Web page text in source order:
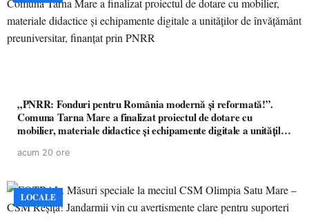
„PNRR: Fonduri pentru România modernă și reformată!”.
Comuna Tarna Mare a finalizat proiectul de dotare cu
mobilier, materiale didactice și echipamente digitale a unităților
acum 20 ore
LOCALE